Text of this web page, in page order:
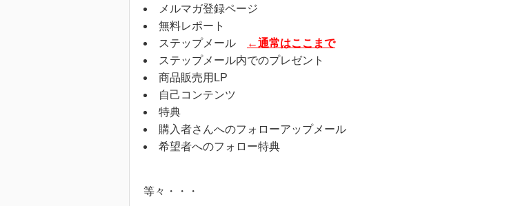
メルマガ登録ページ
無料レポート
ステップメール
←通常はここまで
ステップメール内でのプレゼント
商品販売用LP
自己コンテンツ
特典
購入者さんへのフォローアップメール
希望者へのフォロー特典
等々・・・